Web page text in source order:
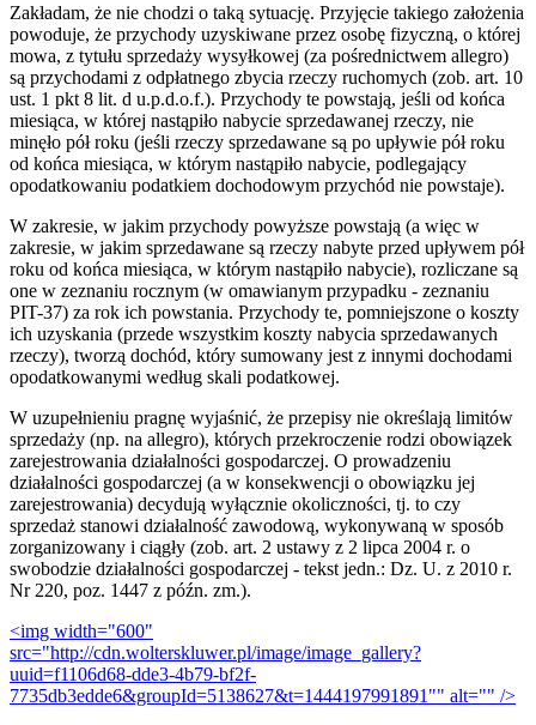
Zakładam, że nie chodzi o taką sytuację. Przyjęcie takiego założenia
powoduje, że przychody uzyskiwane przez osobę fizyczną, o której
mowa, z tytułu sprzedaży wysyłkowej (za pośrednictwem allegro)
są przychodami z odpłatnego zbycia rzeczy ruchomych (zob. art. 10
ust. 1 pkt 8 lit. d u.p.d.o.f.). Przychody te powstają, jeśli od końca
miesiąca, w której nastąpiło nabycie sprzedawanej rzeczy, nie
minęło pół roku (jeśli rzeczy sprzedawane są po upływie pół roku
od końca miesiąca, w którym nastąpiło nabycie, podlegający
opodatkowaniu podatkiem dochodowym przychód nie powstaje).
W zakresie, w jakim przychody powyższe powstają (a więc w
zakresie, w jakim sprzedawane są rzeczy nabyte przed upływem pół
roku od końca miesiąca, w którym nastąpiło nabycie), rozliczane są
one w zeznaniu rocznym (w omawianym przypadku - zeznaniu
PIT-37) za rok ich powstania. Przychody te, pomniejszone o koszty
ich uzyskania (przede wszystkim koszty nabycia sprzedawanych
rzeczy), tworzą dochód, który sumowany jest z innymi dochodami
opodatkowanymi według skali podatkowej.
W uzupełnieniu pragnę wyjaśnić, że przepisy nie określają limitów
sprzedaży (np. na allegro), których przekroczenie rodzi obowiązek
zarejestrowania działalności gospodarczej. O prowadzeniu
działalności gospodarczej (a w konsekwencji o obowiązku jej
zarejestrowania) decydują wyłącznie okoliczności, tj. to czy
sprzedaż stanowi działalność zawodową, wykonywaną w sposób
zorganizowany i ciągły (zob. art. 2 ustawy z 2 lipca 2004 r. o
swobodzie działalności gospodarczej - tekst jedn.: Dz. U. z 2010 r.
Nr 220, poz. 1447 z późn. zm.).
<img width="600"
src="http://cdn.wolterskluwer.pl/image/image_gallery?
uuid=f1106d68-dde3-4b79-bf2f-
7735db3edde6&groupId=5138627&t=1444197991891"" alt="" />